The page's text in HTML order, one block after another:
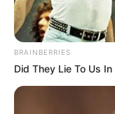
BRAINBERRIES
Did They Lie To Us